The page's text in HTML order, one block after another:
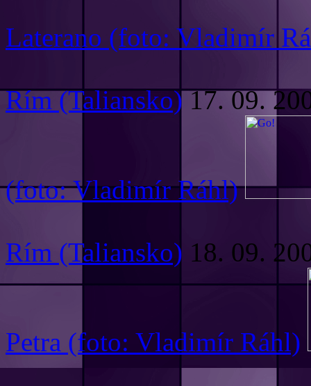
Laterano (foto: Vladimír
Rím (Taliansko) 17. 09.
(foto: Vladimír Ráhl)
Rím (Taliansko) 18. 09.
Petra (foto: Vladimír Ráhl)